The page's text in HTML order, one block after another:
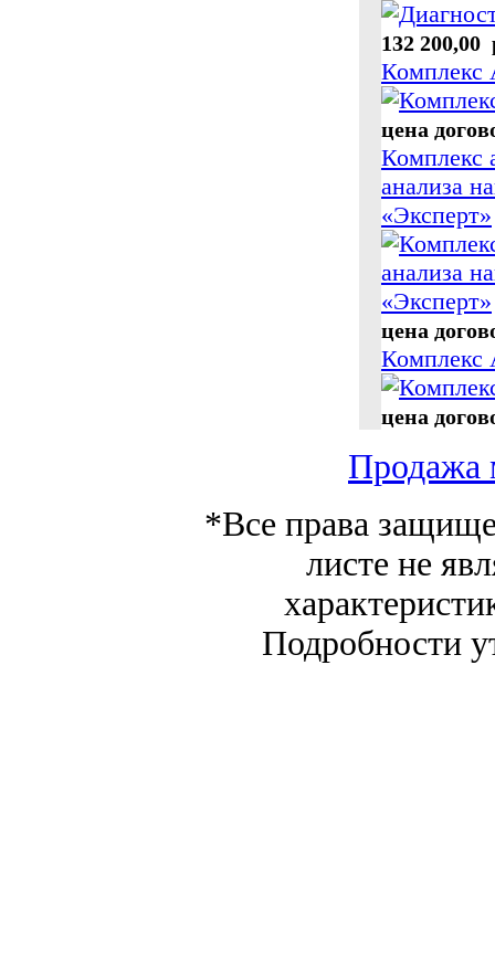
132 200,00
Комплекс
цена
Комплекс
анализа
«Эксперт»
цена
цена
Продажа
*Все права
листе не
Подробности